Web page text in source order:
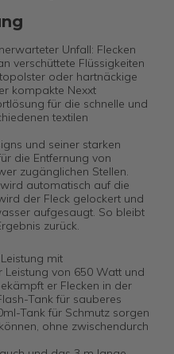
Unfall: Flecken
verschüttete Flüssigkeiten
oder hartnäckige
kompakte Nexxt
für die schnelle und
textilen
und seiner starken
die Entfernung von
zugänglichen Stellen.
automatisch auf die
der Fleck gelockert und
aufgesaugt. So bleibt
zurück.
mit
Leistung von 650 Watt und
er Flecken in der
Tank für sauberes
Tank für Schmutz sorgen
ohne zwischendurch